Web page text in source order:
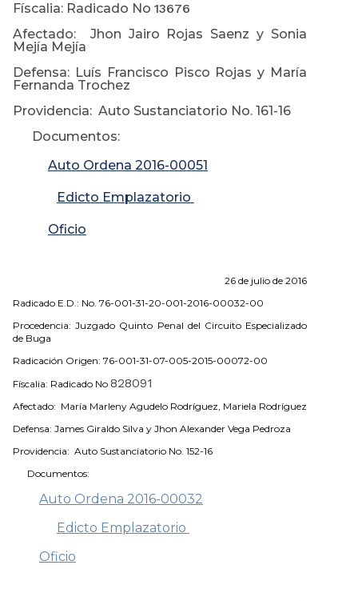
Físcalia: Radicado No 13676
Afectado: Jhon Jairo Rojas Saenz y Sonia
Mejía Mejía
Defensa: Luís Francisco Pisco Rojas y María
Fernanda Trochez
Providencia: Auto Sustanciatorio No. 161-16
Documentos:
Auto Ordena 2016-00051
Edicto Emplazatorio
Oficio
26 de julio de 2016
Radicado E.D.: No. 76-001-31-20-001-2016-00032-00
Procedencia: Juzgado Quinto Penal del Circuito Especializado
de Buga
Radicación Origen: 76-001-31-07-005-2015-00072-00
Físcalia: Radicado No 828091
Afectado: María Marleny Agudelo Rodríguez, Mariela Rodríguez
Defensa: James Giraldo Silva y Jhon Alexander Vega Pedroza
Providencia: Auto Sustanciatorio No. 152-16
Documentos:
Auto Ordena 2016-00032
Edicto Emplazatorio
Oficio